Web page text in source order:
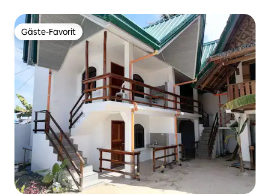
Gäste-Favorit
Gäste-Favorit